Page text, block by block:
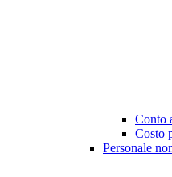
Conto
Costo
Personale